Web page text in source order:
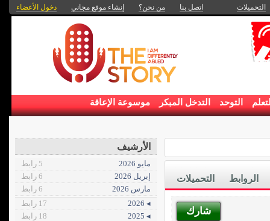
التحميلات اتصل بنا من نحن؟ إنشاء موقع مجاني دخول الأعضاء
التوحد التدخل المبكر موسوعة الإعاقة
التحميلات الروابط
شارك
الأرشيف
مايو 2026
5 رابط
إبريل 2026
6 رابط
مارس 2026
6 رابط
◂ 2026
17 رابط
◂ 2025
18 رابط